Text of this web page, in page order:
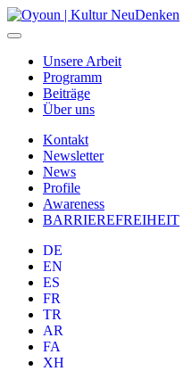
Unsere Arbeit
Programm
Beiträge
Über uns
Kontakt
Newsletter
News
Profile
Awareness
BARRIEREFREIHEIT
DE
EN
ES
FR
TR
AR
FA
XH